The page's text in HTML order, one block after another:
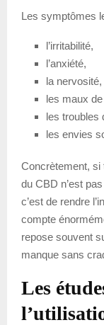
Les symptômes
l’irritabilité,
l’anxiété,
la nervosité,
les maux
les troubles
les envies
Concrètement, si
du CBD n’est
c’est de rendre
compte
repose souvent
manque sans
Les